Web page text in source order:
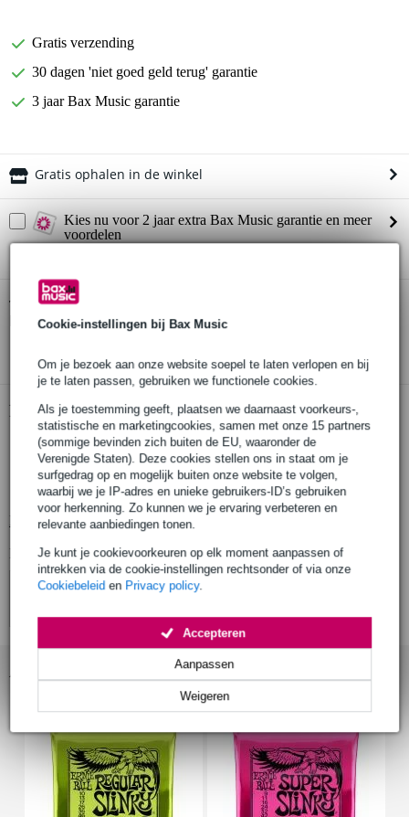
Cookie-instellingen bij Bax Music
Om je bezoek aan onze website soepel te laten verlopen en bij
je te laten passen, gebruiken we functionele cookies.
Als je toestemming geeft, plaatsen we daarnaast voorkeurs-,
statistische en marketingcookies, samen met onze 15 partners
(sommige bevinden zich buiten de EU, waaronder de
Verenigde Staten). Deze cookies stellen ons in staat om je
surfgedrag op en mogelijk buiten onze website te volgen,
waarbij we je IP-adres en unieke gebruikers-ID’s gebruiken
voor herkenning. Zo kunnen we je ervaring verbeteren en
relevante aanbiedingen tonen.
Je kunt je cookievoorkeuren op elk moment aanpassen of
intrekken via de cookie-instellingen rechtsonder of via onze
Cookiebeleid en Privacy policy.
Weigeren
Aanpassen
Accepteren
Gratis verzending
30 dagen 'niet goed geld terug' garantie
3 jaar Bax Music garantie
Gratis ophalen in de winkel
Kies nu voor 2 jaar extra Bax Music garantie en meer
voordelen
Twijfel je of de
Pickup Set (set van 2)bij je past? Doe de check.
Productinformatie
Fender signature set van 2 gitaarelementen
type: J Mascis Jazzmaster Pickup Set
serie: J Mascis Capsule Collection
Bekijk alle productspecificaties
Bekijk ook eens (4)